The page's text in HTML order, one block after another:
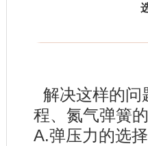
解决这样的问
程、氮气弹簧
A.弹压力的选